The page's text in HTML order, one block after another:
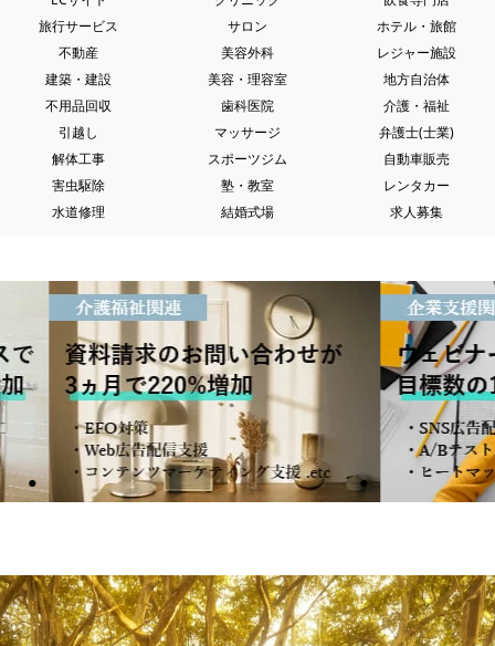
旅行サービス
不動産
建築・建設
不用品回収
引越し
解体工事
害虫駆除
水道修理
サロン
美容外科
美容・理容室
歯科医院
マッサージ
スポーツジム
塾・教室
結婚式場
ホテル・旅館
レジャー施設
地方自治体
介護・福祉
弁護士(士業)
自動車販売
レンタカー
求人募集